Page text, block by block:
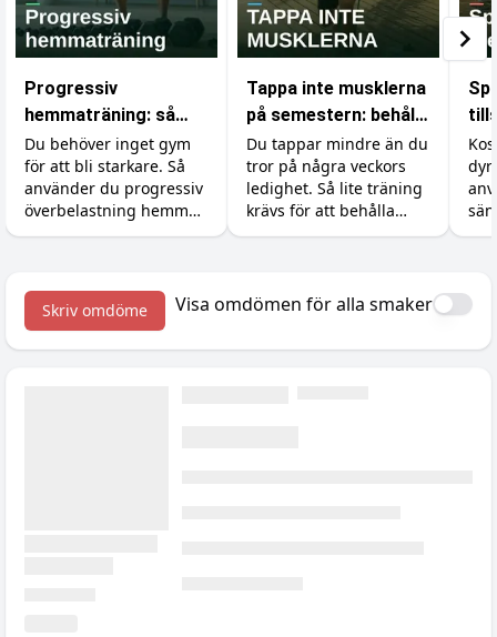
Progressiv
hemmaträning: så
bygger du muskler
utan gym
Du behöver inget gym
för att bli starkare. Så
använder du progressiv
överbelastning hemma
med hantlar,
tillskotten som stöttar
bygget.
Tappa inte musklerna
på semestern: behåll
styrkan med minimal
träning
Du tappar mindre än du
tror på några veckors
ledighet. Så lite träning
krävs för att behålla
styrka och muskler, och
är
dyr
Så
Skriv omdöme Visa omdömen för alla smaker